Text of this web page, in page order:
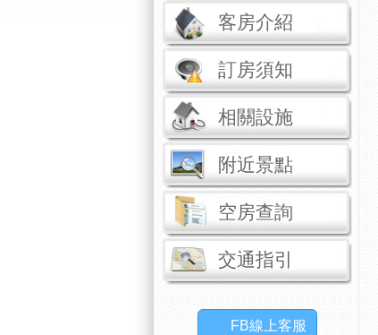
客房介紹
訂房須知
相關設施
附近景點
空房查詢
交通指引
FB線上客服